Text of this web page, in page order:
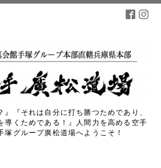
』『それは自分に打ち勝つためであり、
導くためである！』人間力を高める空手
塚グループ廣松道場へようこそ！